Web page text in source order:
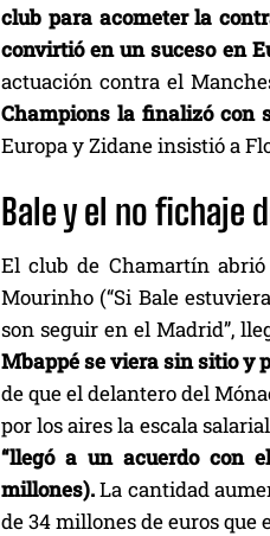
club para acometer la
convirtió en un suceso en
actuación contra el
Champions la finalizó con
Europa y Zidane insistió a
Bale y el no fichaje
El club de Chamartín
Mourinho (“Si Bale
son seguir en el Madrid”,
Mbappé se viera sin sitio y
de que el delantero del
por los aires la escala
“llegó a un acuerdo con
millones).La cantidad
de 34 millones de euros que